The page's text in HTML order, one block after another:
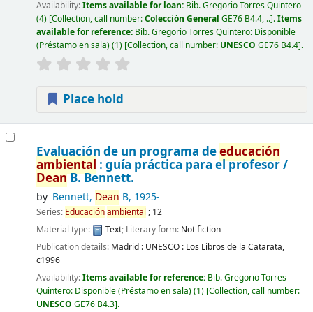
Availability:Items available for loan: Bib. Gregorio Torres Quintero
(4) Collection, call number:Colección General GE76 B4.4, .. .Items
available for reference: Bib. Gregorio Torres Quintero: Disponible
(Préstamo en sala)(1) Collection, call number: UNESCO GE76 B4.4 .
Place hold
Evaluación de un programa deeducación
ambiental : guía práctica para el profesor /
DeanB. Bennett.
by Bennett, Dean B, 1925-
Series: Educaciónambiental ; 12
Material type:
Text; Literary form: Not fiction
Publication details: Madrid : UNESCO : Los Libros de la Catarata,
c1996
Availability:Items available for reference: Bib. Gregorio Torres
Quintero: Disponible (Préstamo en sala)(1) Collection, call number:
UNESCO GE76 B4.3 .